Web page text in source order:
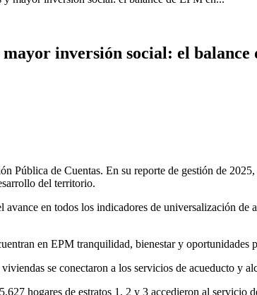
inversión social: el balance
Pública de Cuentas. En su reporte de gestión de
del territorio.
avance en todos los indicadores de universalización
en EPM tranquilidad, bienestar y oportunidades
se conectaron a los servicios de acueducto y
hogares de estratos 1, 2 y 3 accedieron al